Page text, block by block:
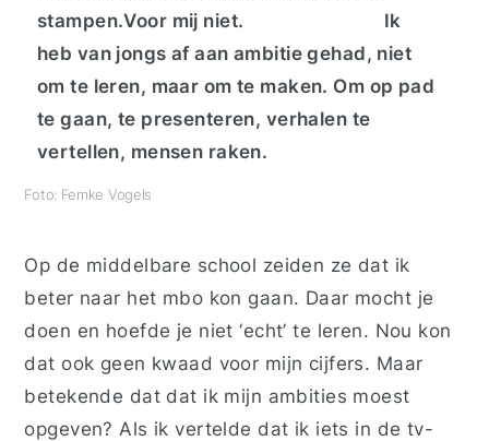
stampen.Voor mij niet. Ik
heb van jongs af aan ambitie gehad, niet
om te leren, maar om te maken. Om op pad
te gaan, te presenteren, verhalen te
vertellen, mensen raken.
Foto: Femke Vogels
Op de middelbare school zeiden ze dat ik
beter naar het mbo kon gaan. Daar mocht je
doen en hoefde je niet ‘echt’ te leren. Nou kon
dat ook geen kwaad voor mijn cijfers. Maar
betekende dat dat ik mijn ambities moest
opgeven? Als ik vertelde dat ik iets in de tv-